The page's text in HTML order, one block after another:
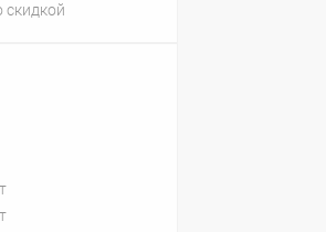
скидкой